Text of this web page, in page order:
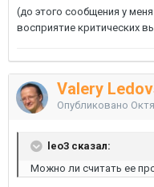
(до этого сообщения у
восприятие критических
Valery
Опубликовано
leo3 сказал:
Можно ли считать ее